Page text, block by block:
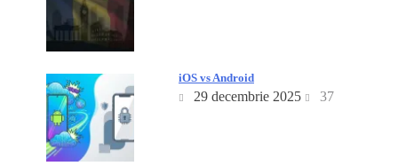
iOS vs Android
29 decembrie 2025 37